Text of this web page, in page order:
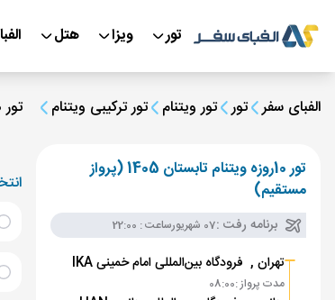
تور ویزا هتل
الفبای سفر تور تور ویتنام تور ترکیبی ویتنام تور 10روزه ویتنام تابستان 1405 (پرواز مستقیم)
تور 10روزه ویتنام تابستان 1405 (پرواز
مستقیم)
برنامه رفت :07 شهریور ساعت : 22:00
تهران , فرودگاه بین‌المللی امام خمینی IKA
مدت پرواز :08:00